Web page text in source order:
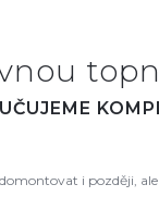
i později,